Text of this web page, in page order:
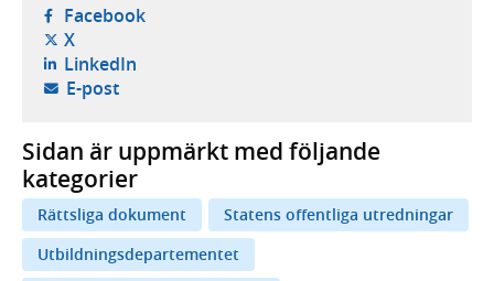
Facebook- öppnas i ny flik, extern webbplats,
X- öppnas i ny flik, extern webbplats,
LinkedIn- öppnas i ny flik, extern webbplats,
E-post- öppnar din e-postklient,
Sidan är uppmärkt med följande
kategorier
Rättsliga dokument
Statens offentliga utredningar
Utbildningsdepartementet